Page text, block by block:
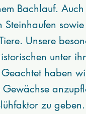
Bachlauf.
Unsere
unter
haben
zu